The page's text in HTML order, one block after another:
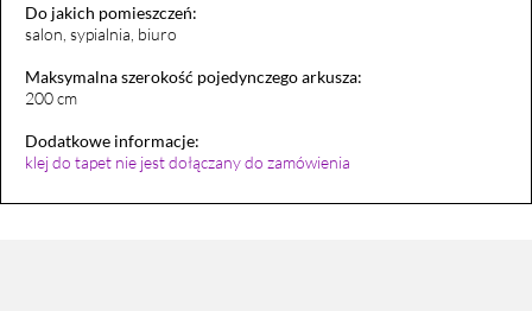
Do jakich pomieszczeń:
salon, sypialnia, biuro
Maksymalna szerokość pojedynczego arkusza:
200 cm
Dodatkowe informacje:
klej do tapet nie jest dołączany do zamówienia